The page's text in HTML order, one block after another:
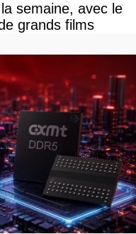
semaine, avec le
grands films